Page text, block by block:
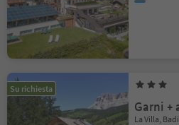
Su richiesta
Garni +
La Villa,